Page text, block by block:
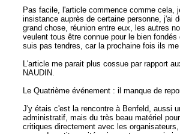
Pas facile, l'article commence comme cela,
insistance auprès de certaine personne, j'ai
grand chose, réunion entre eux, les autres
veulent tous être connue pour le bien
suis pas tendres, car la prochaine fois ils
L'article me parait plus cossue par rapport
NAUDIN.
Le Quatrième événement : il manque de
J'y étais c'est la rencontre à Benfeld, aussi
administratif, mais du très beau matériel
critiques directement avec les